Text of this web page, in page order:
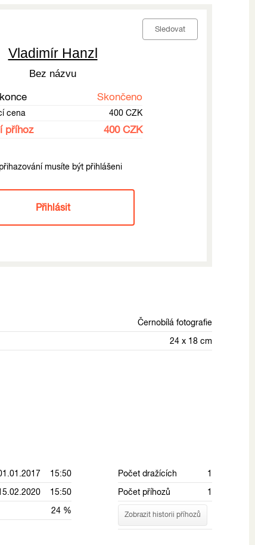
Sledovat
Vladimír Hanzl
Bez názvu
Skončeno
cena 400 CZK
příhoz 400 CZK
musíte být přihlášeni
Přihlásit
Černobílá fotografie
24 x 18 cm
15:50
15:50
24 %
Počet dražících
1
Počet příhozů
1
Zobrazit historii příhozů